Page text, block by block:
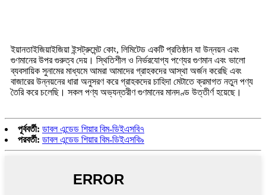
ইয়ানতাইজিয়াইজিয়া ইন্সট্রুমেন্ট কোং, লিমিটেড একটি প্রতিষ্ঠান যা উন্নয়ন এবং
গুণমানের উপর গুরুত্ব দেয়। স্থিতিশীল ও নির্ভরযোগ্য পণ্যের গুণমান এবং ভালো
ব্যবসায়িক সুনামের মাধ্যমে আমরা আমাদের গ্রাহকদের আস্থা অর্জন করেছি এবং
বাজারের উন্নয়নের ধারা অনুসরণ করে গ্রাহকদের চাহিদা মেটাতে ক্রমাগত নতুন পণ্য
তৈরি করে চলেছি। সকল পণ্য অভ্যন্তরীণ গুণমানের মানদণ্ড উত্তীর্ণ হয়েছে।
পূর্ববর্তী: ডাবল এন্ডেড শিয়ার বিম-ডিইএসবি৭
পরবর্তী: ডাবল এন্ডেড শিয়ার বিম-ডিইএসবি৯